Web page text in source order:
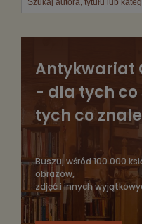
Menu
Antykwariat
- dla tych co
tych co
Buszuj wśród 100 000
obrazów,
zdjęć i innych